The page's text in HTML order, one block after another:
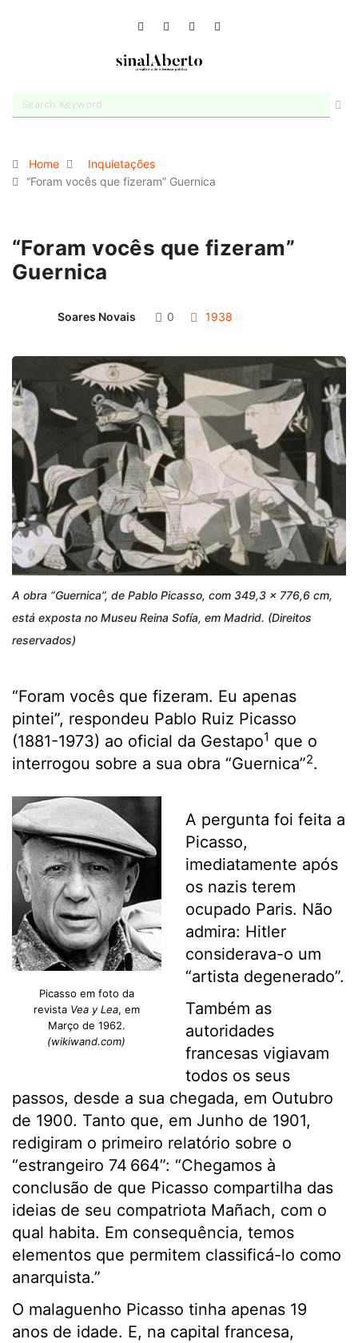
Home
Inquietações
“Foram vocês que fizeram” Guernica
“Foram vocês que fizeram”
Guernica
Soares Novais 0 1938
A obra “Guernica”, de Pablo Picasso, com 349,3 x 776,6 cm,
está exposta no Museu Reina Sofía, em Madrid. (Direitos
reservados)
“Foram vocês que fizeram. Eu apenas
pintei”, respondeu Pablo Ruiz Picasso
(1881-1973) ao oficial da Gestapo1 que o
interrogou sobre a sua obra “Guernica”2.
Picasso em foto da
revista Vea y Lea, em
Março de 1962.
(wikiwand.com)
A pergunta foi feita a
Picasso,
imediatamente após
os nazis terem
ocupado Paris. Não
admira: Hitler
considerava-o um
“artista degenerado”.
Também as
autoridades
francesas vigiavam
todos os seus
passos, desde a sua chegada, em Outubro
de 1900. Tanto que, em Junho de 1901,
redigiram o primeiro relatório sobre o
“estrangeiro 74 664”: “Chegamos à
conclusão de que Picasso compartilha das
ideias de seu compatriota Mañach, com o
qual habita. Em consequência, temos
elementos que permitem classificá-lo como
anarquista.”
O malaguenho Picasso tinha apenas 19
anos de idade. E, na capital francesa,